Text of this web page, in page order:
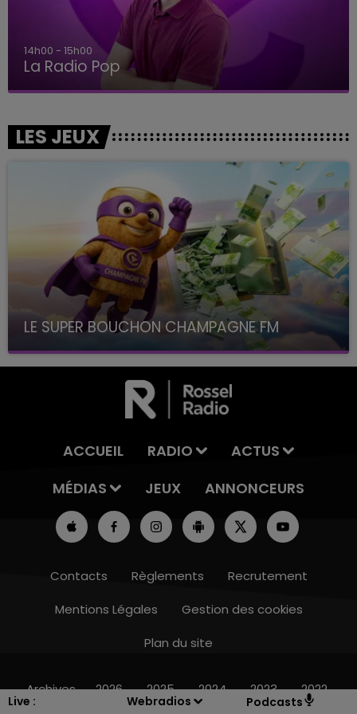
Live :
Webradios Podcasts
10h00 - 14h00
14h00 - 15h00
La Radio Pop
LES JEUX
LE SUPER BOUCHON CHAMPAGNE FM
avec La Famille Champagne FM, à 8H10
ACCUEIL RADIO
ACTUS
MÉDIAS
JEUX ANNONCEURS
Contacts Règlements
Recrutement
Mentions Légales
Gestion des cookies
Plan du site
Archives 2026 2025 2024 2023 2022